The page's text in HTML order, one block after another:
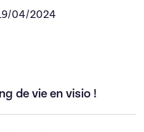
04/2024
de vie en visio !